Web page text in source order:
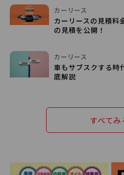
カーリース
カーリースの見積料
の見積を公開！
カーリース
車もサブスクする時
底解説
すべてみ